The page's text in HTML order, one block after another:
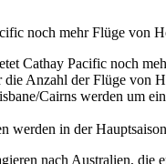
noch mehr Flüge von
Cathay Pacific noch
die Anzahl der Flüge
Cairns werden um
werden in der
nach Australien,